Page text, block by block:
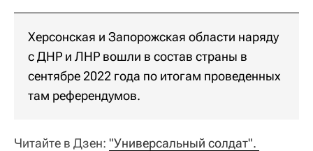
Херсонская и Запорожская области наряду
с ДНР и ЛНР вошли в состав страны в
сентябре 2022 года по итогам проведенных
там референдумов.
Читайте в Дзен: "Универсальный солдат".